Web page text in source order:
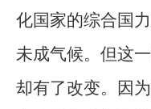
化国家的综合国
未成气候。但这
却有了改变。因